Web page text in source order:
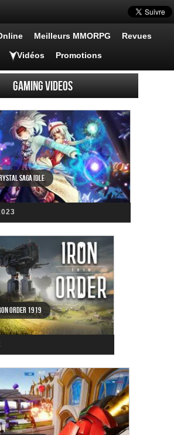
Meilleurs MMORPG Revues
Vidéos Promotions
Gaming Videos
Saga Idle
Order 1919